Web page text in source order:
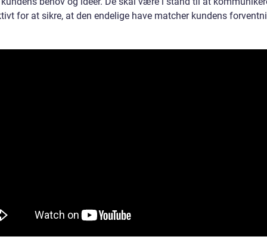
for at sikre, at den endelige have matcher kundens